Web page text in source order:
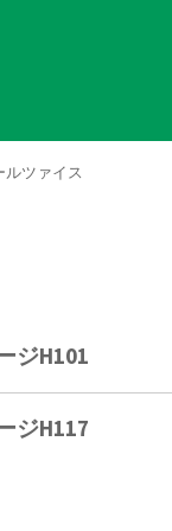
ルツァイス
ジH101
ジH117